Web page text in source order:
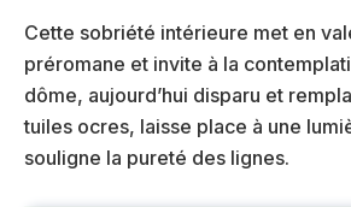
Cette sobriété intérieure met en
préromane et invite à la
dôme, aujourd’hui disparu et
tuiles ocres, laisse place à une
souligne la pureté des lignes.